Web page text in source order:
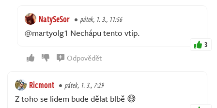
NatySeSor pátek, 1. 3., 11:56
@martyolg1 Nechápu tento vtip.
3
Odpovědět
Ricmont pátek, 1. 3., 7:29
Z toho se lidem bude dělat blbě 😅